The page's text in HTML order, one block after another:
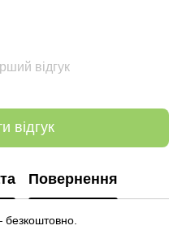
відгук
відгук
Повернення